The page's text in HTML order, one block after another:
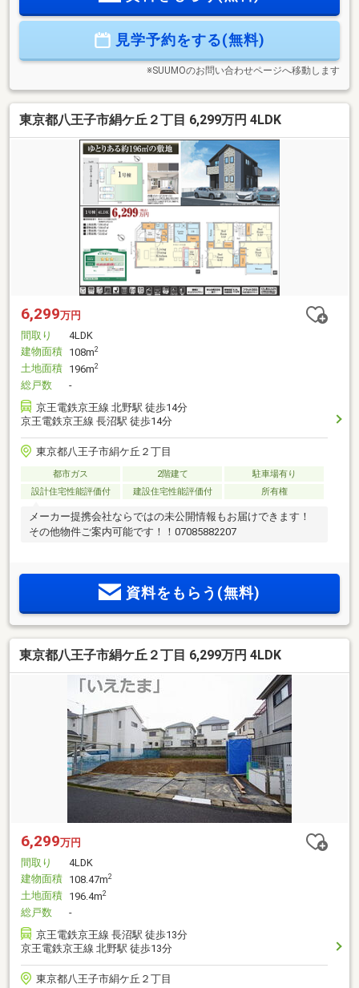
見学予約をする(無料)
※SUUMOのお問い合わせページへ移動します
東京都八王子市絹ケ丘２丁目 6,299万円 4LDK
6,299万円
間取り
4LDK
建物面積 108m2
土地面積 196m2
総戸数
-
京王電鉄京王線 北野駅 徒歩14分
京王電鉄京王線 長沼駅 徒歩14分
東京都八王子市絹ケ丘２丁目
都市ガス 2階建て
駐車場有り
設計住宅性能評価付
建設住宅性能評価付 所有権
メーカー提携会社ならではの未公開情報もお届けできます！
その他物件ご案内可能です！！07085882207
資料をもらう(無料)
東京都八王子市絹ケ丘２丁目 6,299万円 4LDK
6,299万円
間取り
4LDK
建物面積 108.47m2
土地面積 196.4m2
総戸数
-
京王電鉄京王線 長沼駅 徒歩13分
京王電鉄京王線 北野駅 徒歩13分
東京都八王子市絹ケ丘２丁目